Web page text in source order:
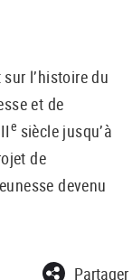
l’histoire du
et de
e siècle jusqu’à
de
devenu
Partager